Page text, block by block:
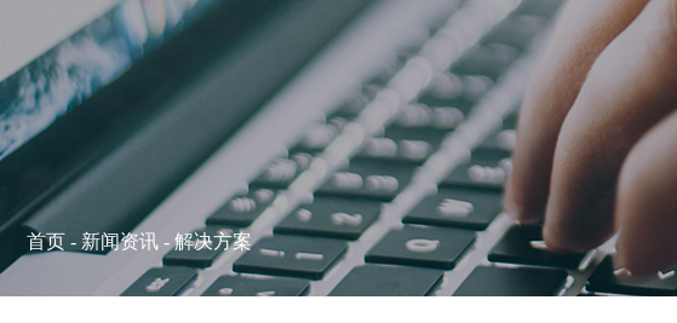
首页 - 新闻资讯 -解决方案